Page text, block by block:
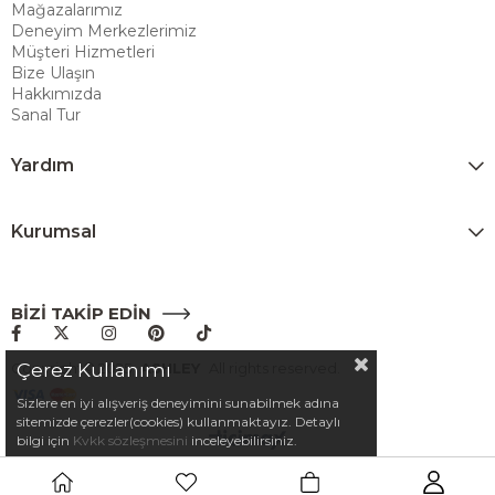
alışveriş deneyimi sunmak ve bu konforu her eve taşımak amacıyla
Türkiye’de faaliyet göstermektedir."
Mağazalarımız
Deneyim Merkezlerimiz
Müşteri Hizmetleri
Bize Ulaşın
Hakkımızda
Sanal Tur
Yardım
Kurumsal
BİZİ TAKİP EDİN
Copyright© 2025 ASHLEY
Çerez Kullanımı
Sizlere en iyi alışveriş deneyimini sunabilmek adına
sitemizde çerezler(cookies) kullanmaktayız. Detaylı
bilgi için Kvkk sözleşmesini inceleyebilirsiniz.